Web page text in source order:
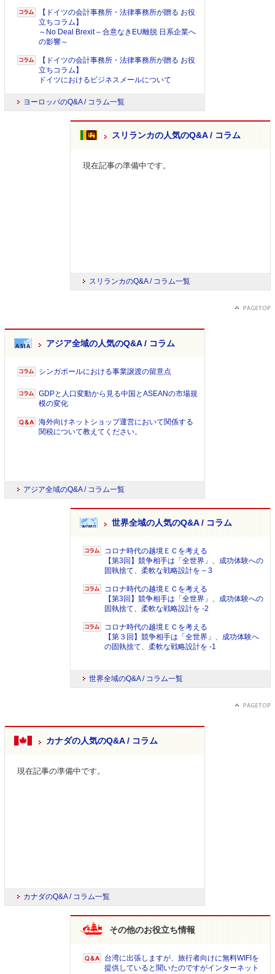
【ドイツの会計事務所・法律事務所が贈る お役
立ちコラム】
～No Deal Brexit – 合意なきEU離脱 日系企業へ
の影響～
【ドイツの会計事務所・法律事務所が贈る お役
立ちコラム】
ドイツにおけるビジネスメールについて
ヨーロッパのQ&A / コラム一覧
スリランカの人気のQ&A / コラム
現在記事の準備中です。
スリランカのQ&A / コラム一覧
アジア全域の人気のQ&A / コラム
シンガポールにおける事業譲渡の留意点
GDPと人口変動から見る中国とASEANの市場規
模の変化
海外向けネットショップ運営において関係する
関税について教えてください。
アジア全域のQ&A / コラム一覧
世界全域の人気のQ&A / コラム
コロナ時代の越境ＥＣを考える
【第3回】競争相手は「全世界」、成功体験への
固執捨て、柔軟な戦略設計を – 3
コロナ時代の越境ＥＣを考える
【第3回】競争相手は「全世界」、成功体験への
固執捨て、柔軟な戦略設計を -2
コロナ時代の越境ＥＣを考える
【第３回】競争相手は「全世界」、成功体験へ
の固執捨て、柔軟な戦略設計を -1
世界全域のQ&A / コラム一覧
カナダの人気のQ&A / コラム
現在記事の準備中です。
カナダのQ&A / コラム一覧
その他のお役立ち情報
台湾に出張しますが、旅行者向けに無料WIFIを
提供していると聞いたのですがインターネット